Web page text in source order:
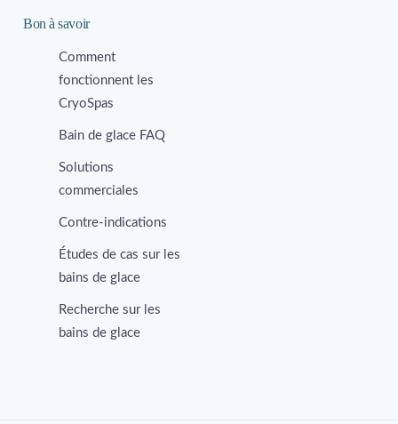
Bon à savoir
Comment
fonctionnent les
CryoSpas
Bain de glace FAQ
Solutions
commerciales
Contre-indications
Études de cas sur les
bains de glace
Recherche sur les
bains de glace